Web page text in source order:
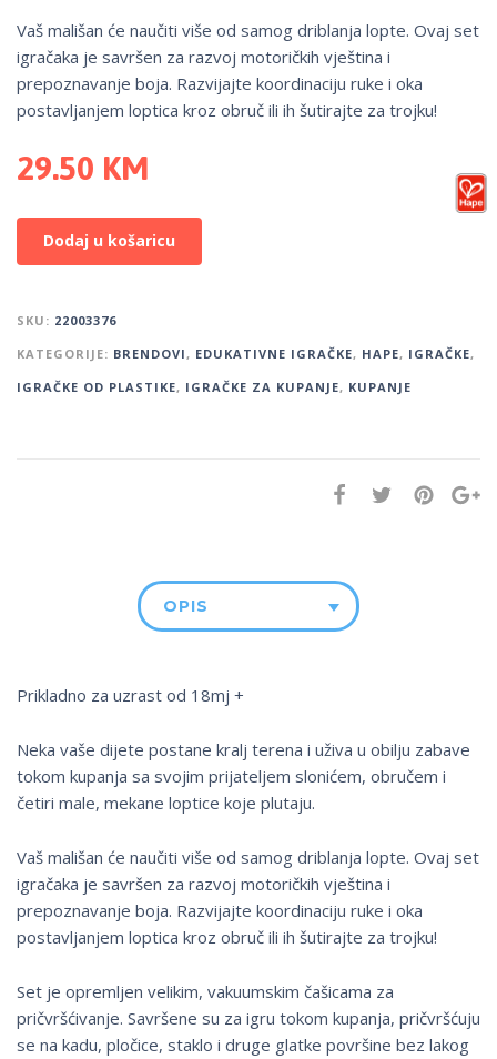
Vaš mališan će naučiti više od samog driblanja lopte. Ovaj set
igračaka je savršen za razvoj motoričkih vještina i
prepoznavanje boja. Razvijajte koordinaciju ruke i oka
postavljanjem loptica kroz obruč ili ih šutirajte za trojku!
29.50 KM
Dodaj u košaricu
SKU: 22003376
KATEGORIJE: BRENDOVI, EDUKATIVNE IGRAČKE, HAPE, IGRAČKE,
IGRAČKE OD PLASTIKE, IGRAČKE ZA KUPANJE, KUPANJE
OPIS
Prikladno za uzrast od 18mj +
Neka vaše dijete postane kralj terena i uživa u obilju zabave
tokom kupanja sa svojim prijateljem slonićem, obručem i
četiri male, mekane loptice koje plutaju.
Vaš mališan će naučiti više od samog driblanja lopte. Ovaj set
igračaka je savršen za razvoj motoričkih vještina i
prepoznavanje boja. Razvijajte koordinaciju ruke i oka
postavljanjem loptica kroz obruč ili ih šutirajte za trojku!
Set je opremljen velikim, vakuumskim čašicama za
pričvršćivanje. Savršene su za igru tokom kupanja, pričvršćuju
se na kadu, pločice, staklo i druge glatke površine bez lakog